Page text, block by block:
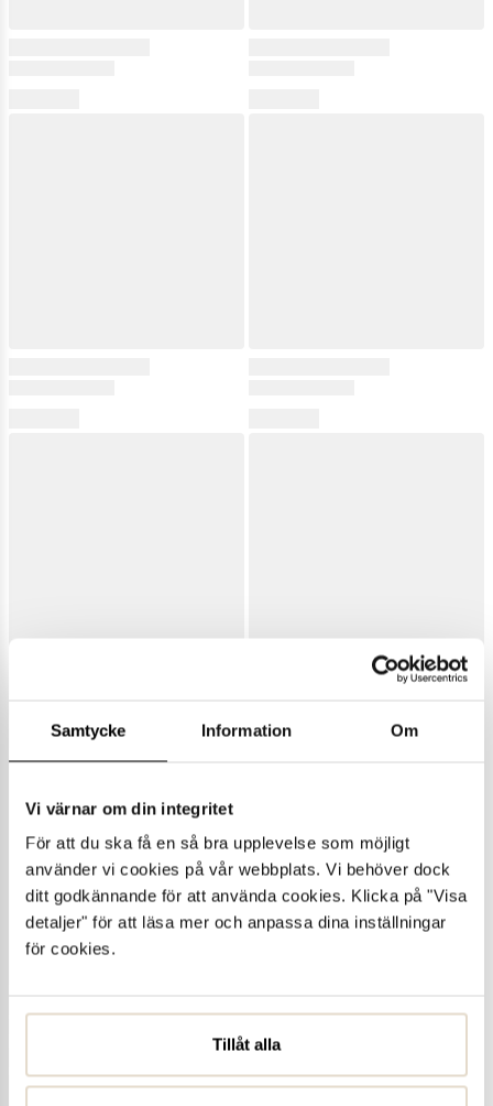
Samtycke Information Om
Vi värnar om din integritet
För att du ska få en så bra upplevelse som möjligt
använder vi cookies på vår webbplats. Vi behöver dock
ditt godkännande för att använda cookies. Klicka på "Visa
detaljer" för att läsa mer och anpassa dina inställningar
för cookies.
Tillåt alla